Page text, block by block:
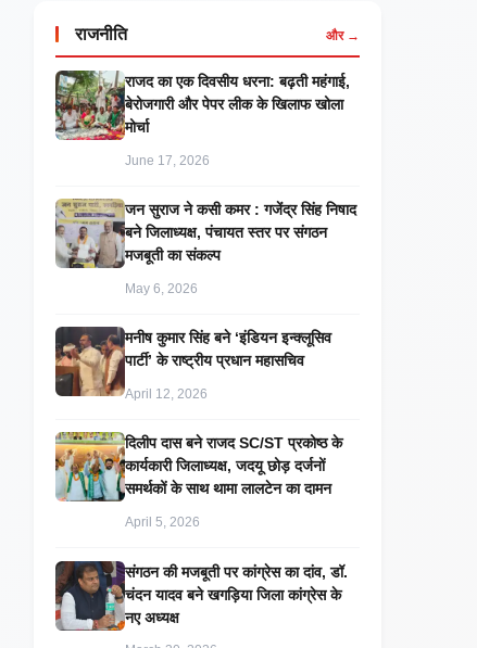
राजनीति और →
राजद का एक दिवसीय धरना: बढ़ती महंगाई,
बेरोजगारी और पेपर लीक के खिलाफ खोला
मोर्चा
June 17, 2026
जन सुराज ने कसी कमर : गजेंद्र सिंह निषाद
बने जिलाध्यक्ष, पंचायत स्तर पर संगठन
मजबूती का संकल्प
May 6, 2026
मनीष कुमार सिंह बने ‘इंडियन इन्क्लूसिव
पार्टी’ के राष्ट्रीय प्रधान महासचिव
April 12, 2026
दिलीप दास बने राजद SC/ST प्रकोष्ठ के
कार्यकारी जिलाध्यक्ष, जदयू छोड़ दर्जनों
समर्थकों के साथ थामा लालटेन का दामन
April 5, 2026
संगठन की मजबूती पर कांग्रेस का दांव, डॉ.
चंदन यादव बने खगड़िया जिला कांग्रेस के
नए अध्यक्ष